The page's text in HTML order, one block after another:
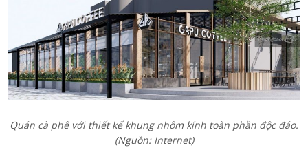
Quán cà phê với thiết kế khung nhôm kính toàn phần độc đáo.
(Nguồn: Internet)